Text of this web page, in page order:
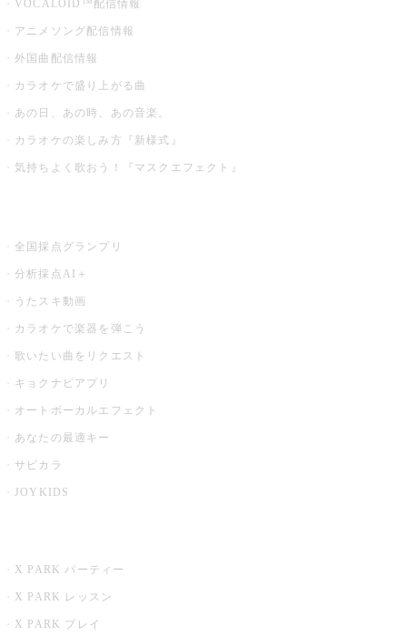
VOCALOID™配信情報
アニメソング配信情報
外国曲配信情報
カラオケで盛り上がる曲
あの日、あの時、あの音楽。
カラオケの楽しみ方『新様式』
気持ちよく歌おう！『マスクエフェクト』
全国採点グランプリ
分析採点AI＋
うたスキ動画
カラオケで楽器を弾こう
歌いたい曲をリクエスト
キョクナビアプリ
オートボーカルエフェクト
あなたの最適キー
サビカラ
JOYKIDS
X PARK パーティー
X PARK レッスン
X PARK プレイ